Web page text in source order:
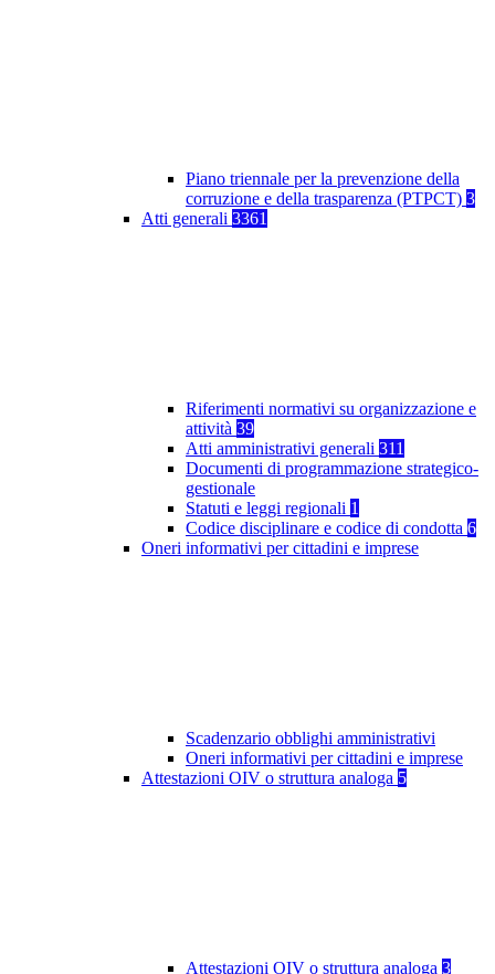
Piano triennale per la prevenzione della
corruzione e della trasparenza (PTPCT) 3
Atti generali 3361
Riferimenti normativi su organizzazione e
attività 39
Atti amministrativi generali 311
Documenti di programmazione strategico-
gestionale
Statuti e leggi regionali 1
Codice disciplinare e codice di condotta 6
Oneri informativi per cittadini e imprese
Scadenzario obblighi amministrativi
Oneri informativi per cittadini e imprese
Attestazioni OIV o struttura analoga 5
Attestazioni OIV o struttura analoga 3